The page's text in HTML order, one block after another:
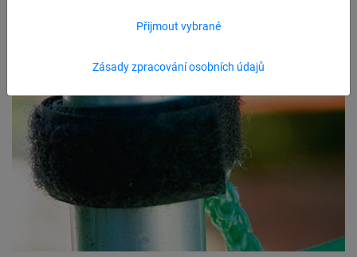
Zásady zpracování osobních údajů
Přijmout vybrané